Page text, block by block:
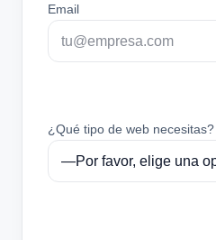
Email
¿Qué tipo de web necesitas?